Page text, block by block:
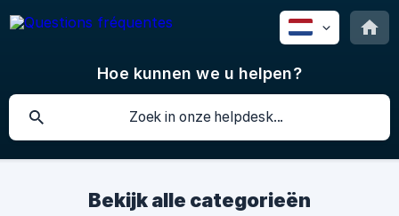
Hoe kunnen we u helpen?
Bekijk alle categorieën